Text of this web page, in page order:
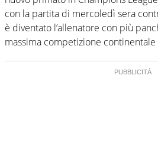
con la partita di mercoledì sera
è diventato l’allenatore con più
massima competizione